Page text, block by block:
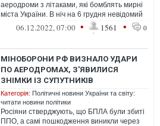
аеродроми з літаками, які бомблять мирні
міста України. В ніч на 6 грудня невідомий
безпілотник атакував аеро...
06.12.2022, 07:00 • 1561 • 0
МІНОБОРОНИ РФ ВИЗНАЛО УДАРИ
ПО АЕРОДРОМАХ, З'ЯВИЛИСЯ
ЗНІМКИ ІЗ СУПУТНИКІВ
Категорія: Політичні новини України та світу:
читати новини політики
Росіяни стверджують, що БПЛА були збиті
ППО, а самі пошкодження виникли через